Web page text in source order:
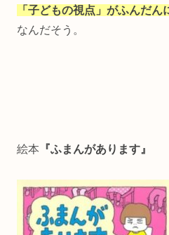
「子どもの視点」がふんだん
なんだそう。
絵本 『ふまんがあります』